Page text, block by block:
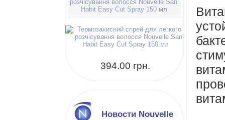
розчісування волосся Nouvelle Sani
Habit Easy Cut Spray 150 мл
394.00 грн.
Новости Nouvelle